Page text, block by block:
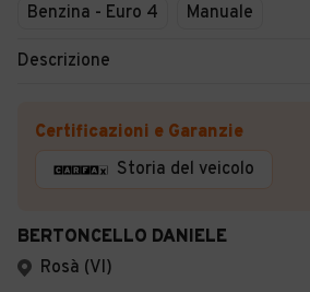
Benzina - Euro 4
Manuale
Descrizione
Certificazioni e Garanzie
Storia del veicolo
BERTONCELLO DANIELE
Rosà (VI)